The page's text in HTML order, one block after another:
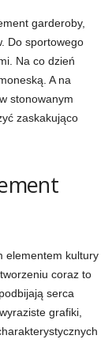
garderoby,
Do sportowego
Na co dzień
A na
w stonowanym
zaskakująco
elementem kultury
coraz to
serca
grafiki,